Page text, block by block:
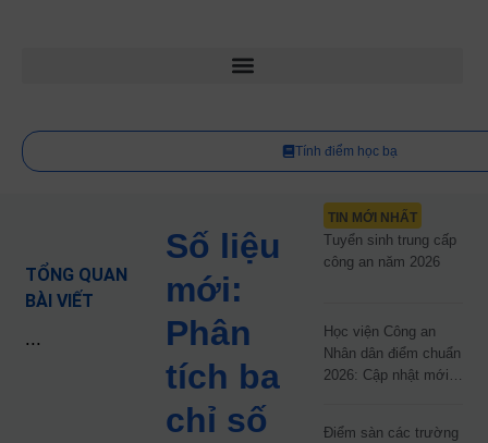
Tính điểm học bạ
TỔNG QUAN
BÀI VIẾT
...
Số liệu
mới:
Phân
tích ba
chỉ số
TIN MỚI NHẤT
Tuyển sinh trung cấp
công an năm 2026
Học viện Công an
Nhân dân điểm chuẩn
2026: Cập nhật mới
Điểm sàn các trường